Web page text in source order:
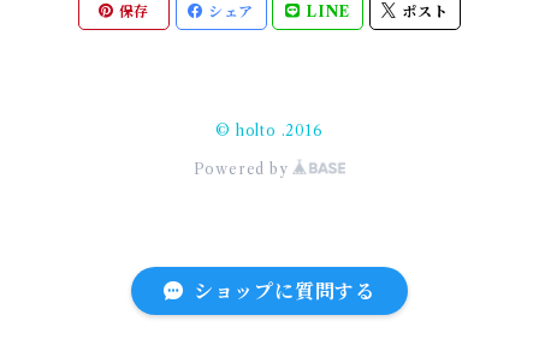
保存 シェア LINE ポスト
© holto .2016
Powered by
ショップに質問する